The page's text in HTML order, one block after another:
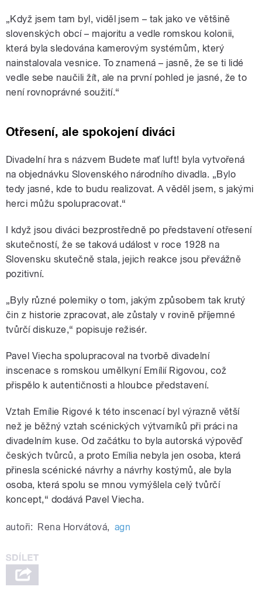
„Když jsem tam byl, viděl jsem – tak jako ve většině
slovenských obcí – majoritu a vedle romskou kolonii,
která byla sledována kamerovým systémům, který
nainstalovala vesnice. To znamená– jasně, že se ti lidé
vedle sebe naučili žít, ale na první pohled je jasné, že to
není rovnoprávné soužití.“
Otřesení, ale spokojení diváci
Divadelní hra s názvem Budete mať luft! byla vytvořená
na objednávku Slovenského národního divadla. „Bylo
tedy jasné, kde to budu realizovat. A věděl jsem, s jakými
herci můžu spolupracovat.“
I když jsou diváci bezprostředně po představení otřesení
skutečností, že se taková událost v roce 1928 na
Slovensku skutečně stala, jejich reakce jsou převážně
pozitivní.
„Byly různé polemiky o tom, jakým způsobem tak krutý
čin z historie zpracovat, ale zůstaly v rovině příjemné
tvůrčí diskuze,“ popisuje režisér.
Pavel Viecha spolupracoval na tvorbě divadelní
inscenace s romskou umělkyní Emílií Rigovou, což
přispělo k autentičnosti a hloubce představení.
Vztah Emílie Rigové k této inscenací byl výrazně větší
než je běžný vztah scénických výtvarníků při práci na
divadelním kuse. Od začátku to byla autorská výpověď
českých tvůrců, a proto Emília nebyla jen osoba, která
přinesla scénické návrhy a návrhy kostýmů, ale byla
osoba, která spolu se mnou vymýšlela celý tvůrčí
koncept,“ dodává Pavel Viecha.
autoři: Rena Horvátová, agn